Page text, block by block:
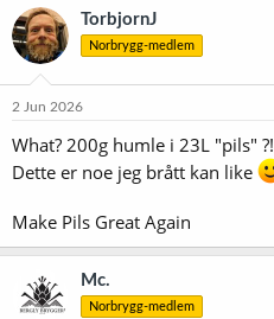
k
s
j
o
e
:
TorbjornJ
Norbrygg-medlem
2 Jun 2026
What? 200g humle i 23L "pils" ?!
Dette er noe jeg brått kan like
Make Pils Great Again
Mc.
Norbrygg-medlem